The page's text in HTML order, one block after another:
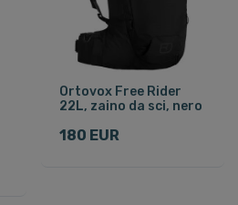
Ortovox Free Rider
22L, zaino da sci, nero
180 EUR